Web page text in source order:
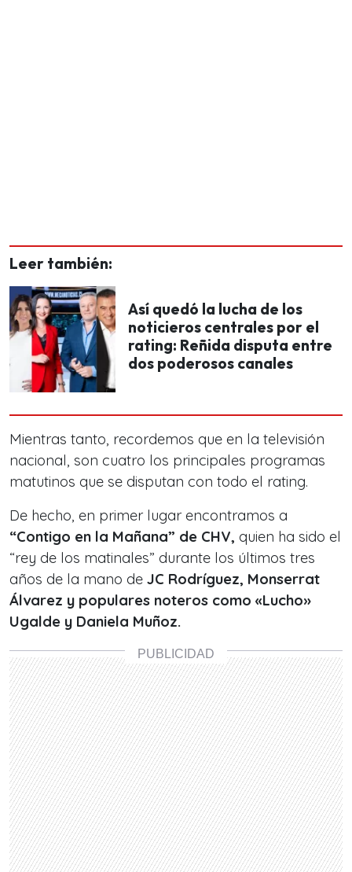
Leer también:
Así quedó la lucha de los
noticieros centrales por el
rating: Reñida disputa entre
dos poderosos canales
Mientras tanto, recordemos que en la televisión
nacional, son cuatro los principales programas
matutinos que se disputan con todo el rating.
De hecho, en primer lugar encontramos a
“Contigo en la Mañana” de CHV, quien ha sido el
“rey de los matinales” durante los últimos tres
años de la mano de JC Rodríguez, Monserrat
Álvarez y populares noteros como «Lucho»
Ugalde y Daniela Muñoz.